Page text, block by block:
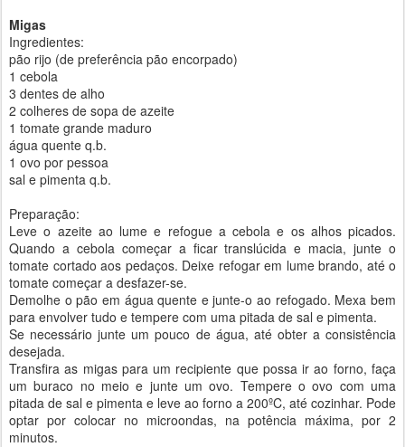
Migas
Ingredientes:
pão rijo (de preferência pão encorpado)
1 cebola
3 dentes de alho
2 colheres de sopa de azeite
1 tomate grande maduro
água quente q.b.
1 ovo por pessoa
sal e pimenta q.b.
Preparação:
Leve o azeite ao lume e refogue a cebola e os alhos picados.
Quando a cebola começar a ficar translúcida e macia, junte o
tomate cortado aos pedaços. Deixe refogar em lume brando, até o
tomate começar a desfazer-se.
Demolhe o pão em água quente e junte-o ao refogado. Mexa bem
para envolver tudo e tempere com uma pitada de sal e pimenta.
Se necessário junte um pouco de água, até obter a consistência
desejada.
Transfira as migas para um recipiente que possa ir ao forno, faça
um buraco no meio e junte um ovo. Tempere o ovo com uma
pitada de sal e pimenta e leve ao forno a 200ºC, até cozinhar. Pode
optar por colocar no microondas, na potência máxima, por 2
minutos.